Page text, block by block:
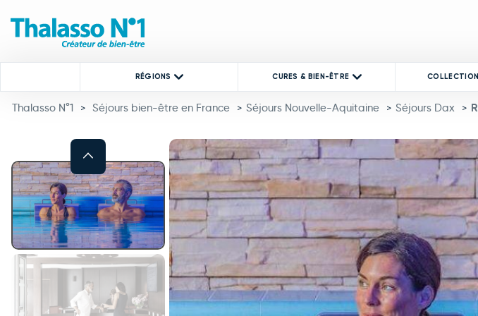
RÉGIONS CURES & BIEN-ÊTRE
Thalasso N°1 > Séjours bien-être en France > Séjours Nouvelle-Aquitaine > Séjours Dax >
This carousel contains a column of small thumbnails. Selecting a thumbnail will change the
PreviousThis carousel shows one large product image at a time. Use